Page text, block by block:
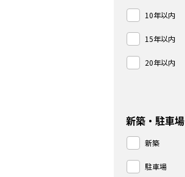
10年以内
15年以内
20年以内
新築・駐車場
新築
駐車場